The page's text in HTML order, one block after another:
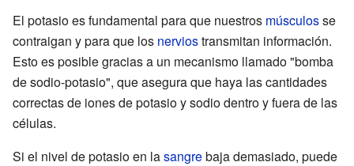
El potasio es fundamental para que nuestros músculosse
contraigan y para que los nerviostransmitan información.
Esto es posible gracias a un mecanismo llamado "bomba
de sodio-potasio", que asegura que haya las cantidades
correctas de iones de potasio y sodio dentro y fuera de las
células.
Si el nivel de potasio en lasangrebaja demasiado, puede